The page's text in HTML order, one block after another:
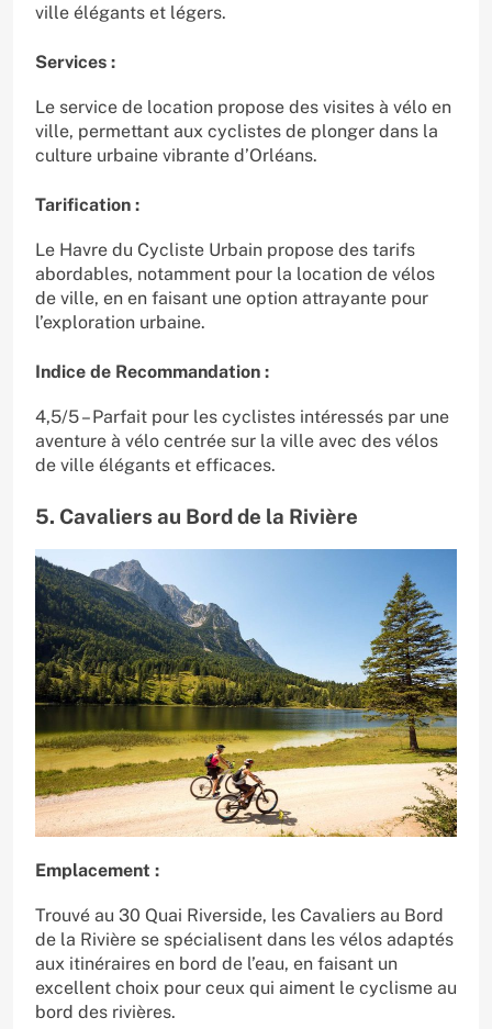
ville élégants et légers.
Services :
Le service de location propose des visites à vélo en
ville, permettant aux cyclistes de plonger dans la
culture urbaine vibrante d’Orléans.
Tarification :
Le Havre du Cycliste Urbain propose des tarifs
abordables, notamment pour la location de vélos
de ville, en en faisant une option attrayante pour
l’exploration urbaine.
Indice de Recommandation :
4,5/5 – Parfait pour les cyclistes intéressés par une
aventure à vélo centrée sur la ville avec des vélos
de ville élégants et efficaces.
5. Cavaliers au Bord de la Rivière
Emplacement :
Trouvé au 30 Quai Riverside, les Cavaliers au Bord
de la Rivière se spécialisent dans les vélos adaptés
aux itinéraires en bord de l’eau, en faisant un
excellent choix pour ceux qui aiment le cyclisme au
bord des rivières.